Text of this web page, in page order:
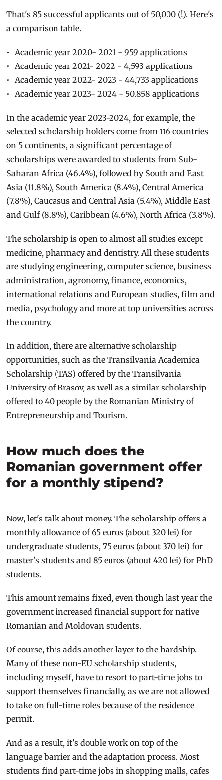
That's 85 successful applicants out of 50,000 (!). Here's
a comparison table.
Academic year 2020- 2021 - 959 applications
Academic year 2021- 2022 - 4,593 applications
Academic year 2022- 2023 - 44,733 applications
Academic year 2023- 2024 - 50.858 applications
In the academic year 2023-2024, for example, the
selected scholarship holders come from 116 countries
on 5 continents, a significant percentage of
scholarships were awarded to students from Sub-
Saharan Africa (46.4%), followed by South and East
Asia (11.8%), South America (8.4%), Central America
(7.8%), Caucasus and Central Asia (5.4%), Middle East
and Gulf (8.8%), Caribbean (4.6%), North Africa (3.8%).
The scholarship is open to almost all studies except
medicine, pharmacy and dentistry. All these students
are studying engineering, computer science, business
administration, agronomy, finance, economics,
international relations and European studies, film and
media, psychology and more at top universities across
the country.
In addition, there are alternative scholarship
opportunities, such as the Transilvania Academica
Scholarship (TAS) offered by the Transilvania
University of Brasov, as well as a similar scholarship
offered to 40 people by the Romanian Ministry of
Entrepreneurship and Tourism.
How much does the
Romanian government offer
for a monthly stipend?
Now, let's talk about money. The scholarship offers a
monthly allowance of 65 euros (about 320 lei) for
undergraduate students, 75 euros (about 370 lei) for
master's students and 85 euros (about 420 lei) for PhD
students.
This amount remains fixed, even though last year the
government increased financial support for native
Romanian and Moldovan students.
Of course, this adds another layer to the hardship.
Many of these non-EU scholarship students,
including myself, have to resort to part-time jobs to
support themselves financially, as we are not allowed
to take on full-time roles because of the residence
permit.
And as a result, it's double work on top of the
language barrier and the adaptation process. Most
students find part-time jobs in shopping malls, cafes